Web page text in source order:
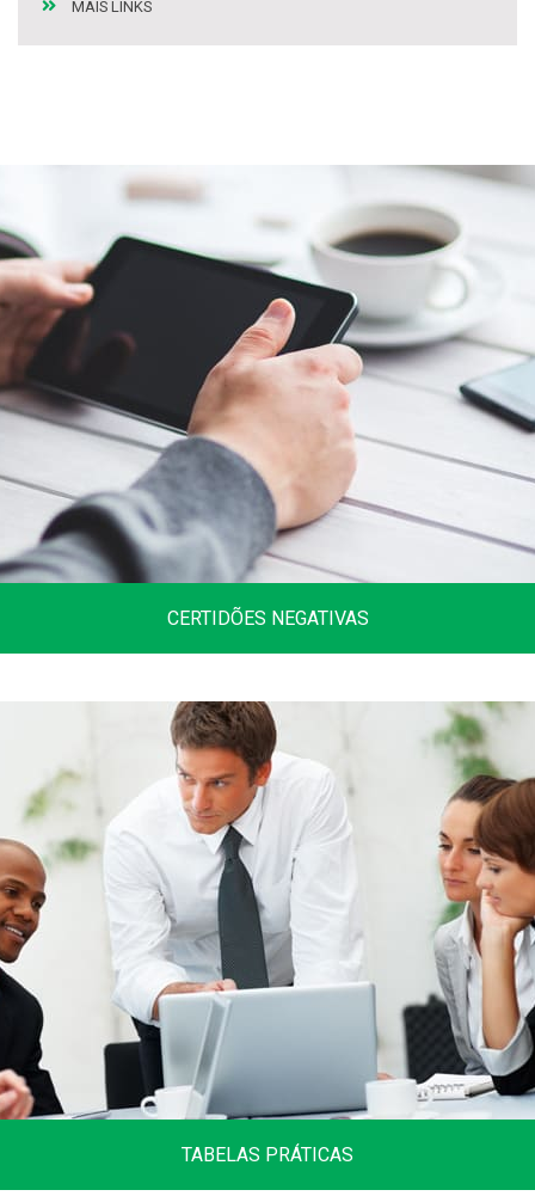
MAIS LINKS
Diversas certidões da receita federal,
certidões estaduais e de vários municípios
do Brasil.
Clique aqui
CERTIDÕES NEGATIVAS
TABELAS PRÁTICAS